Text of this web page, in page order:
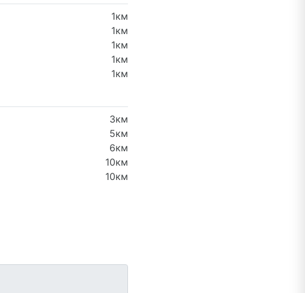
1км
1км
1км
1км
1км
3км
5км
6км
10км
10км